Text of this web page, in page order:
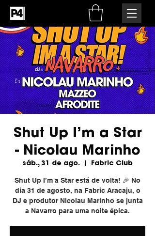
Shut Up I’m a Star
- Nicolau Marinho
sáb., 31 de ago.
  |
Fabric Club
Shut Up I’m a Star está de volta! 🎉 No
dia 31 de agosto, na Fabric Aracaju, o
DJ e produtor Nicolau Marinho se junta
a Navarro para uma noite épica.